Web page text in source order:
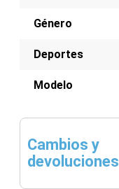
Género
Deportes
Modelo
Cambios y
devoluciones